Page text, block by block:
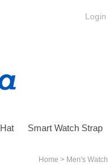
Login
Hat Smart Watch Strap
Home > Men's Watch